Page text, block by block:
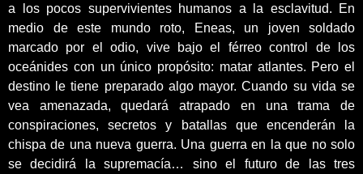
a los pocos supervivientes humanos a la esclavitud. En
medio de este mundo roto, Eneas, un joven soldado
marcado por el odio, vive bajo el férreo control de los
oceánides con un único propósito: matar atlantes. Pero el
destino le tiene preparado algo mayor. Cuando su vida se
vea amenazada, quedará atrapado en una trama de
conspiraciones, secretos y batallas que encenderán la
chispa de una nueva guerra. Una guerra en la que no solo
se decidirá la supremacía… sino el futuro de las tres